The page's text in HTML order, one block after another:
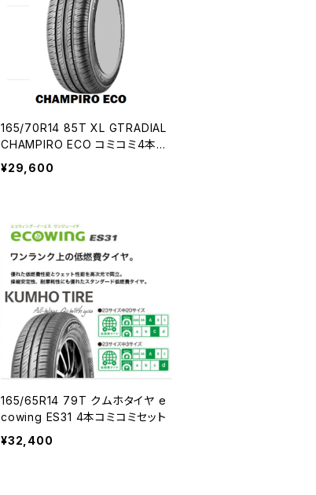
165/70R14 85T XL GTRADIAL
CHAMPIRO ECO コミコミ4本セ
ット
¥29,600
165/65R14 79T クムホタイヤ e
cowing ES31 4本コミコミセット
¥32,400